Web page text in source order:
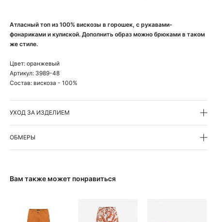
Атласный топ из 100% вискозы в горошек, с рукавами-
фонариками и кулиской. Дополнить образ можно брюками в таком
же стиле.
Цвет: оранжевый
Артикул: 3989-48
Состав: вискоза - 100%
УХОД ЗА ИЗДЕЛИЕМ
ОБМЕРЫ
Вам также может понравиться